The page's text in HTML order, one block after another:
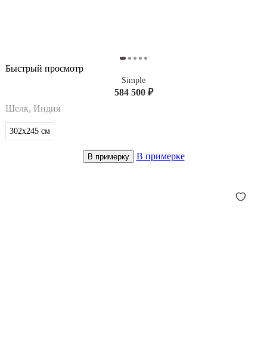
Быстрый просмотр
Simple
584 500 ₽
Шелк, Индия
302x245 см
В примерку В примерке